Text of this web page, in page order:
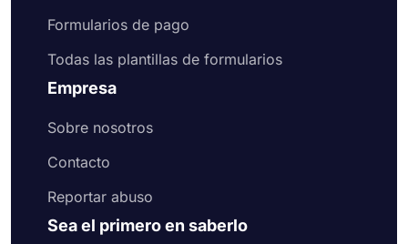
Formularios de pago
Todas las plantillas de formularios
Empresa
Sobre nosotros
Contacto
Reportar abuso
Sea el primero en saberlo